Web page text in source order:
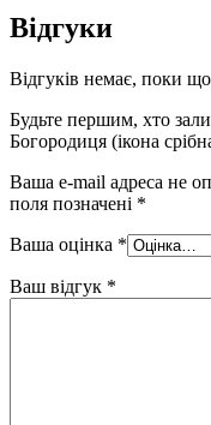
Відгуки
Відгуків немає, поки
Будьте першим, хто
Богородиця (ікона
Ваша e-mail адреса не
поля позначені *
Ваша оцінка *
Ваш відгук *